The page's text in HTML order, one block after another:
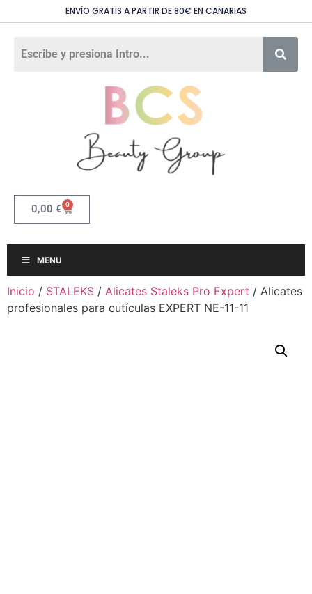
ENVÍO GRATIS A PARTIR DE 80€ EN CANARIAS
0,00 € 0
MENU
Inicio / STALEKS / Alicates Staleks Pro Expert / Alicates
profesionales para cutículas EXPERT NE-11-11